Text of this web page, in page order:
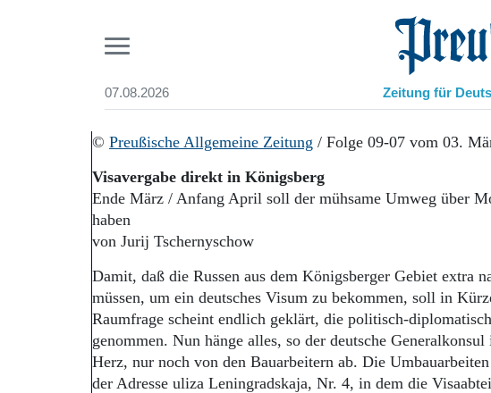
07.08.2026 Preußische
Zeitung für
Start
Aktuelle Ausgabe
Abonnenten-Login
Abo Prämien
Mediadaten
Suchen und finden
© Preußische Allgemeine Zeitung / Folge 09-07 vom 03.
Visavergabe direkt in Königsberg
Ende März / Anfang April soll der mühsame Umweg über
haben
von Jurij Tschernyschow
Damit, daß die Russen aus dem Königsberger Gebiet extra
müssen, um ein deutsches Visum zu bekommen, soll in
Raumfrage scheint endlich geklärt, die politisch-
genommen. Nun hänge alles, so der deutsche
Herz, nur noch von den Bauarbeitern ab. Die
der Adresse uliza Leningradskaja, Nr. 4, in dem die